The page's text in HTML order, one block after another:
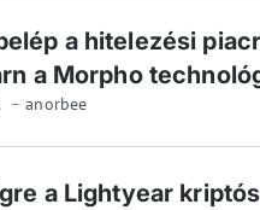
a hitelezési
a Morpho
anorbee
a Lightyear kriptós